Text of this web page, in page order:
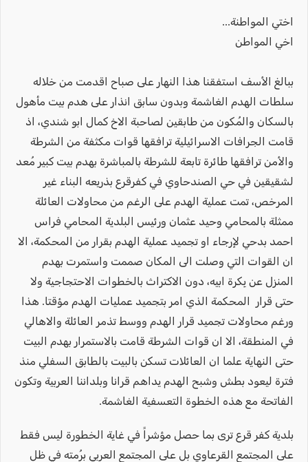
اختي المواطنة...
اخي المواطن
ببالغ الأسف استفقنا هذا النهار على صباح اقدمت من خلاله
سلطات الهدم الغاشمة وبدون سابق انذار على هدم بيت مأهول
بالسكان والمُكون من طابقين لصاحبة الاخ كمال ابو شندي، اذ
قامت الجرافات الاسرائيلية ترافقها قوات مكثفة من الشرطة
والأمن ترافقها طائرة تابعة للشرطة بالمباشرة بهدم بيت كبير مُعد
لشقيقين في حي الصندحاوي في كفرقرع بذريعه البناء غير
المرخص، تمت عملية الهدم على الرغم من محاولات العائلة
ممثلة بالمحامي وحيد عثمان ورئيس البلدية المحامي فراس
احمد بدحي لإرجاء او تجميد عملية الهدم بقرار من المحكمة، الا
ان القوات التي وصلت الى المكان صممت واستمرت بهدم
المنزل عن بِكرة ابيه، دون الاكتراث بالخطوات الاحتجاجية ولا
حتى قرار المحكمة الذي امر بتجميد عمليات الهدم مؤقتا. هذا
ورغم محاولات تجميد قرار الهدم ووسط تذمر العائلة والاهالي
في المنطقة، الا ان قوات الشرطة قامت بالاستمرار بهدم البيت
حتى النهاية علما ان العائلات تسكن بالبيت بالطابق السفلي منذ
فترة ليعود بطش وشبح الهدم يداهم قرانا وبلداننا العربية وتكون
الفاتحة مع هذه الخطوة التعسفية الغاشمة.
بلدية كفر قرع ترى بما حصل مؤشراً في غاية الخطورة ليس فقط
على المجتمع القرعاوي بل على المجتمع العربي برُمته في ظل